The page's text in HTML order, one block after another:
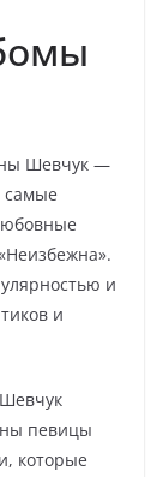
Шевчук —
самые
и
и
певицы
которые